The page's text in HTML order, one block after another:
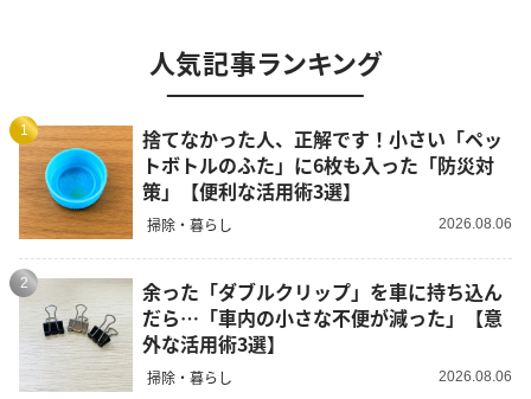
人気記事ランキング
1
捨てなかった人、正解です！小さい「ペッ
トボトルのふた」に6枚も入った「防災対
策」【便利な活用術3選】
掃除・暮らし 2026.08.06
2
余った「ダブルクリップ」を車に持ち込ん
だら…「車内の小さな不便が減った」【意
外な活用術3選】
掃除・暮らし 2026.08.06